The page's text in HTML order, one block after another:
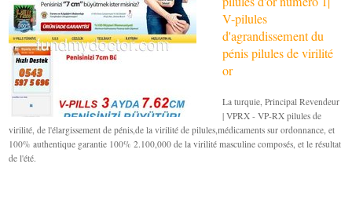
V-pilules
d'agrandissement du
pénis pilules de virilité
or
La turquie, Principal Revendeur
| VPRX - VP-RX pilules de
virilité, de l'élargissement de pénis,de la virilité de pilules,médicaments sur ordonnance, et
100% authentique garantie 100% 2.100,000 de la virilité masculine composés, et le résultat
de l'été.